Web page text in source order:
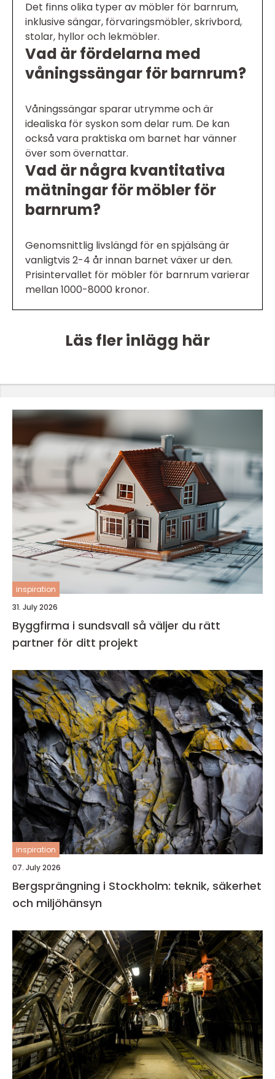
Det finns olika typer av möbler för barnrum,
inklusive sängar, förvaringsmöbler, skrivbord,
stolar, hyllor och lekmöbler.
Vad är fördelarna med
våningssängar för barnrum?
Våningssängar sparar utrymme och är
idealiska för syskon som delar rum. De kan
också vara praktiska om barnet har vänner
över som övernattar.
Vad är några kvantitativa
mätningar för möbler för
barnrum?
Genomsnittlig livslängd för en spjälsäng är
vanligtvis 2-4 år innan barnet växer ur den.
Prisintervallet för möbler för barnrum varierar
mellan 1000-8000 kronor.
Läs fler inlägg här
inspiration
31. July 2026
Byggfirma i sundsvall så väljer du rätt
partner för ditt projekt
inspiration
07. July 2026
Bergsprängning i Stockholm: teknik, säkerhet
och miljöhänsyn